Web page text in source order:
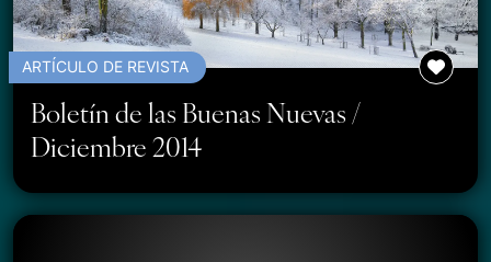
ARTÍCULO DE REVISTA
Boletín de las Buenas Nuevas /
Diciembre 2014